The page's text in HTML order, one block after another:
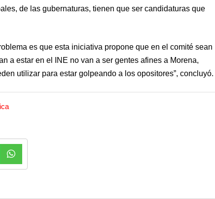
de las gubernaturas, tienen que ser candidaturas que
es que esta iniciativa propone que en el comité sean
a estar en el INE no van a ser gentes afines a Morena,
utilizar para estar golpeando a los opositores”, concluyó.